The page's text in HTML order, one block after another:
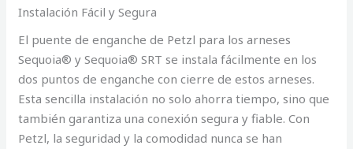
Instalación Fácil y Segura
El puente de enganche de Petzl para los arneses
Sequoia® y Sequoia® SRT se instala fácilmente en los
dos puntos de enganche con cierre de estos arneses.
Esta sencilla instalación no solo ahorra tiempo, sino que
también garantiza una conexión segura y fiable. Con
Petzl, la seguridad y la comodidad nunca se han